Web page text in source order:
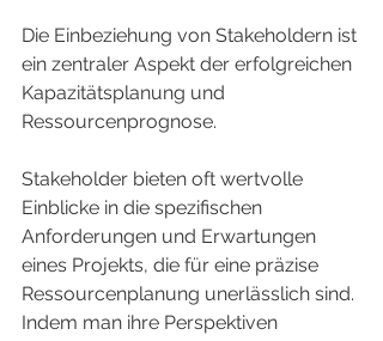
Die Einbeziehung von Stakeholdern ist
ein zentraler Aspekt der erfolgreichen
Kapazitätsplanung und
Ressourcenprognose.
Stakeholder bieten oft wertvolle
Einblicke in die spezifischen
Anforderungen und Erwartungen
eines Projekts, die für eine präzise
Ressourcenplanung unerlässlich sind.
Indem man ihre Perspektiven